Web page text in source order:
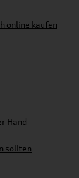
online kaufen
Hand
sollten